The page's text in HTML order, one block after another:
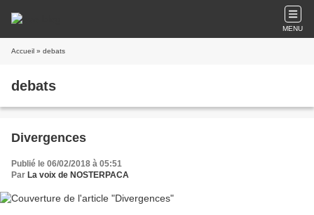
MENU
Accueil » debats
debats
Divergences
Publié le 06/02/2018 à 05:51
Par La voix de NOSTERPACA